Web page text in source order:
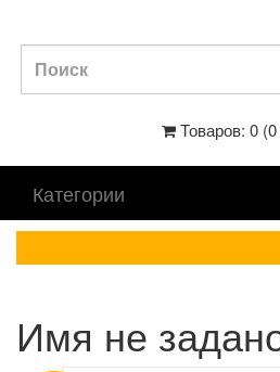
Товаров: 0 (0
Категории
Имя не